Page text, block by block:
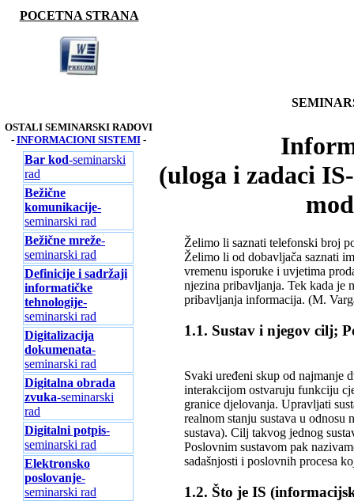
POCETNA STRANA
OSTALI SEMINARSKI RADOVI
- INFORMACIONI SISTEMI-
Bar kod-seminarski
rad
Bežične
komunikacije-
seminarski rad
Bežične mreže-
seminarski rad
Definicije i sadržaji
informatičke
tehnologije-
seminarski rad
Digitalizacija
dokumenata-
seminarski rad
Digitalna obrada
zvuka-seminarski
rad
Digitalni potpis-
seminarski rad
Elektronsko
poslovanje-
seminarski rad
(uloga i zadaci
Želimo li saznati telefonski broj
Želimo li od dobavljača saznati
vremenu isporuke i uvjetima
njezina pribavljanja. Tek kada je
pribavljanja informacija. (M.
1.1. Sustav i njegov cilj;
Svaki uređeni skup od najmanje
interakcijom ostvaruju funkciju
granice djelovanja. Upravljati
realnom stanju sustava u
sustava). Cilj takvog jednog
Poslovnim sustavom pak
sadašnjosti i poslovnih procesa
1.2. Što je IS